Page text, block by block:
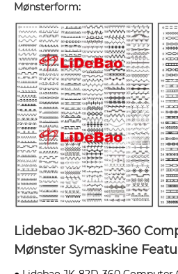
Mønsterform:
Lidebao JK-82D-360
Mønster Symaskine